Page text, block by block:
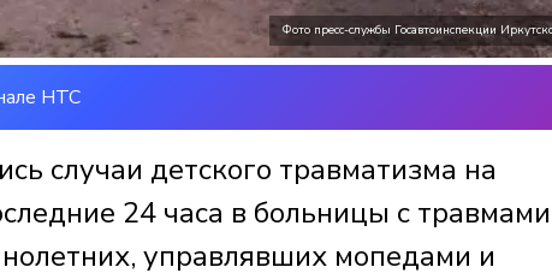
Фото пресс-службы Госавтоинспекции
НТС
случаи детского травматизма на
24 часа в больницы с травмами
управлявших мопедами и